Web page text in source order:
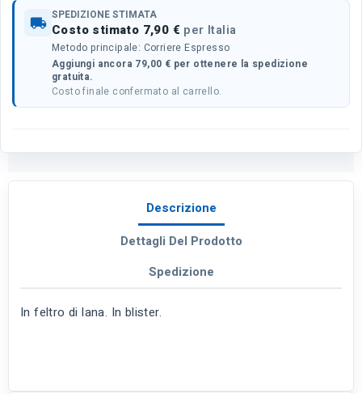
local_shipping SPEDIZIONE STIMATA
Costo stimato 7,90 € per Italia
Metodo principale: Corriere Espresso
Aggiungi ancora 79,00 € per ottenere la spedizione
gratuita.
Costo finale confermato al carrello.
Descrizione
Dettagli Del Prodotto
Spedizione
In feltro di lana. In blister.